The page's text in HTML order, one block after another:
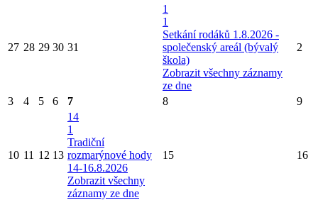
27 28 29 30 31
1
1
Setkání rodáků 1.8.2026 -
společenský areál (bývalý
škola)
Zobrazit všechny záznamy
ze dne
2
3 4 5 6 7 8 9
10 11 12 13
14
1
Tradiční
rozmarýnové hody
14-16.8.2026
Zobrazit všechny
záznamy ze dne
15 16